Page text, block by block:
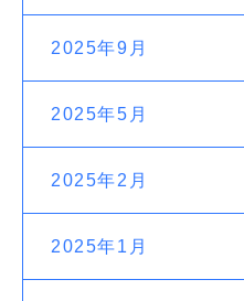
2025年9月
2025年5月
2025年2月
2025年1月